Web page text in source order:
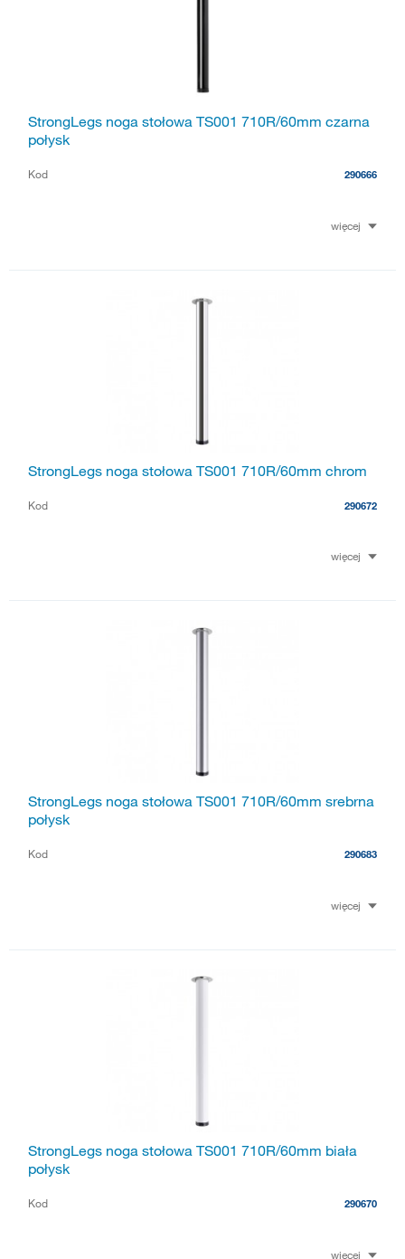
StrongLegs noga stołowa TS001 710R/60mm czarna
połysk
Kod 290666
więcej
StrongLegs noga stołowa TS001 710R/60mm chrom
Kod 290672
więcej
StrongLegs noga stołowa TS001 710R/60mm srebrna
połysk
Kod 290683
więcej
StrongLegs noga stołowa TS001 710R/60mm biała
połysk
Kod 290670
więcej